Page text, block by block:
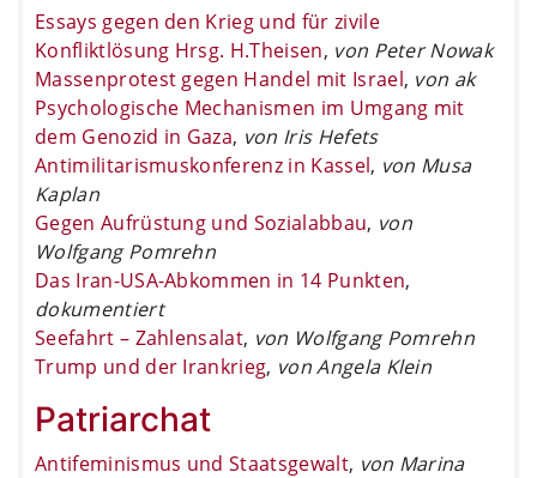
Essays gegen den Krieg und für zivile
Konfliktlösung Hrsg. H.Theisen, von Peter Nowak
Massenprotest gegen Handel mit Israel, von ak
Psychologische Mechanismen im Umgang mit
dem Genozid in Gaza, von Iris Hefets
Antimilitarismuskonferenz in Kassel, von Musa
Kaplan
Gegen Aufrüstung und Sozialabbau, von
Wolfgang Pomrehn
Das Iran-USA-Abkommen in 14 Punkten,
dokumentiert
Seefahrt – Zahlensalat, von Wolfgang Pomrehn
Trump und der Irankrieg, von Angela Klein
Patriarchat
Antifeminismus und Staatsgewalt, von Marina